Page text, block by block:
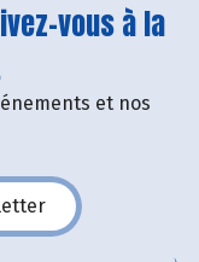
vous à la
et nos